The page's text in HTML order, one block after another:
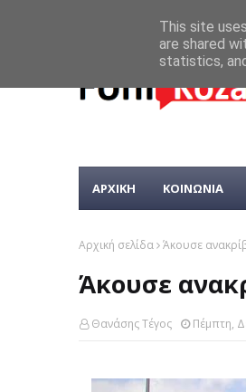
ΑΡΧΙΚΗ ΚΟΙΝΩΝΙΑ
Αρχική σελίδα Άκουσε
Άκουσε
Θανάσης Τέγος Πέμπτη,
This site
are shared
statistics,